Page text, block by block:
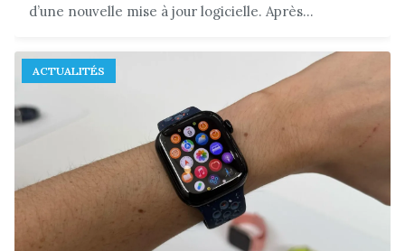
d’une nouvelle mise à jour logicielle. Après...
ACTUALITÉS